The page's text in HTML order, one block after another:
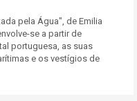
pela Água", de Emilia
se a partir de
portuguesa, as suas
e os vestígios de